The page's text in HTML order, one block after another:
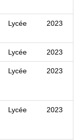
Lycée 2023
Lycée 2023
Lycée 2023
Lycée 2023